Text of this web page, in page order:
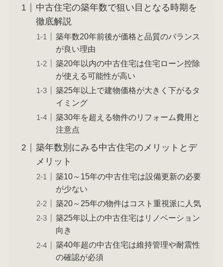
中古住宅の築年数で狙い目となる時期を
徹底解説
築年数20年前後が価格と品質のバランス
が良い理由
築20年以内の中古住宅は住宅ローン控除
が使える可能性が高い
築25年以上で建物価格が大きく下がるタ
イミング
築30年を超える物件のリフォーム費用と
注意点
築年数別にみる中古住宅のメリットとデ
メリット
築10～15年の中古住宅は設備更新の必要
が少ない
築20～25年の物件はコスト重視派に人気
築25年以上の中古住宅はリノベーション
向き
築40年超の中古住宅は維持管理や耐震性
の確認が必須